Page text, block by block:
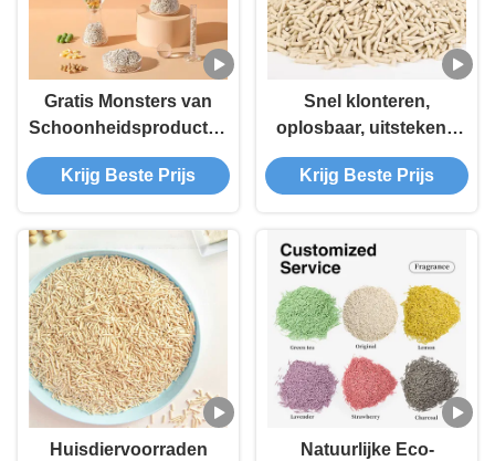
Gratis Monsters van
Schoonheidsproducten
Arena PARA Gatos
Geurcontrole Perzik
Klontvormende Tofu
Kattenbakvulling
Krijg Beste Prijs
Snel klonteren,
oplosbaar, uitstekend
voor kattenbakken,
geurbeheersing, zeer
Krijg Beste Prijs
Huisdiervoorraden
Natuurlijke Eco-